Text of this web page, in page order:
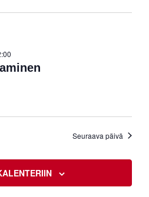
Seuraava päivä